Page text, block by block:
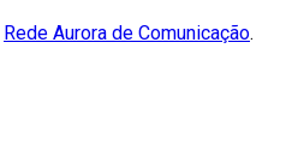
Rede Aurora de Comunicação.